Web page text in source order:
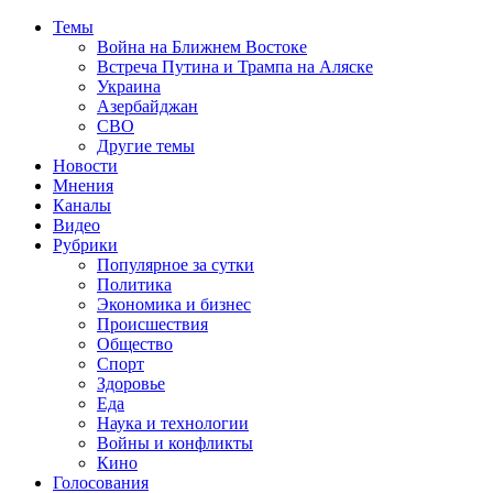
Темы
Война на Ближнем Востоке
Встреча Путина и Трампа на Аляске
Украина
Азербайджан
СВО
Другие темы
Новости
Мнения
Каналы
Видео
Рубрики
Популярное за сутки
Политика
Экономика и бизнес
Происшествия
Общество
Спорт
Здоровье
Еда
Наука и технологии
Войны и конфликты
Кино
Голосования